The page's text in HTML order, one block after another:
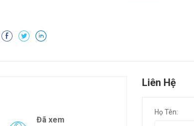
Đã xem
Liên Hệ
Họ Tên: